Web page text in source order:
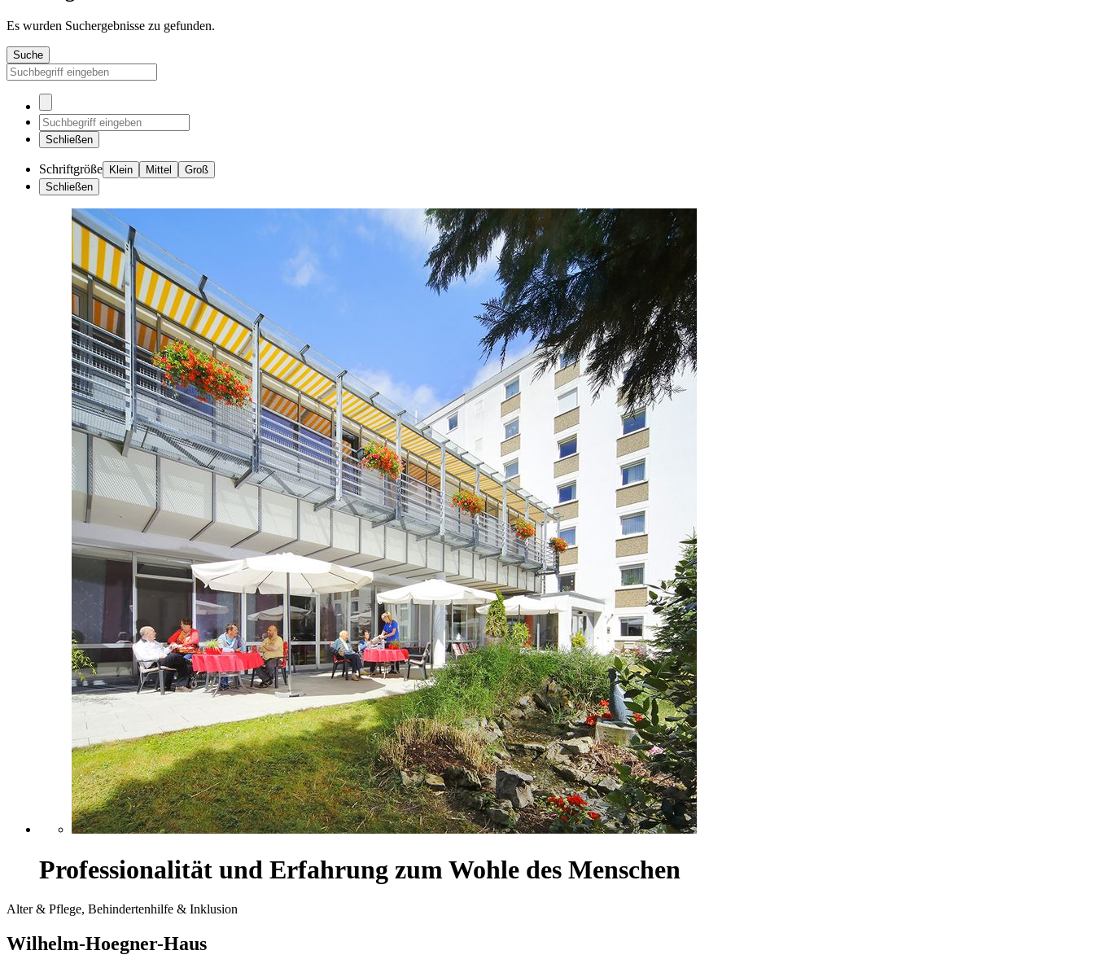
Es wurden Suchergebnisse zu gefunden.
Suche
Schließen
Schriftgröße Klein Mittel
Groß
Schließen
Professionalität und Erfahrung zum Wohle des Menschen
Alter & Pflege, Behindertenhilfe & Inklusion
Wilhelm-Hoegner-Haus